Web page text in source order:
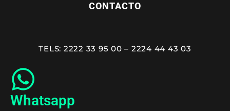
CONTACTO
TELS: 2222 33 95 00 – 2224 44 43 03
Whatsapp